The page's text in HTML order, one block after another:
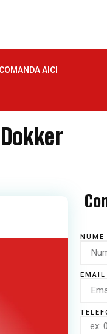
AICI
NUME
EMAIL